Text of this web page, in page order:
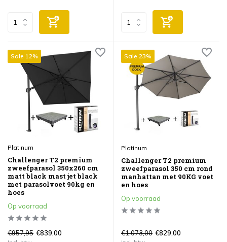
Sale 12%
Platinum
Challenger T2 premium
zweefparasol 350x260 cm
matt black mast jet black
met parasolvoet 90kg en
hoes
Op voorraad
€957,95 €839,00
Sale 23%
Platinum
Challenger T2 premium
zweefparasol 350 cm rond
manhattan met 90KG voet
en hoes
Op voorraad
€1.073,00 €829,00